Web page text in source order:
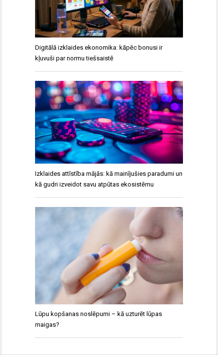
Digitālā izklaides ekonomika: kāpēc bonusi ir
kļuvuši par normu tiešsaistē
Izklaides attīstība mājās: kā mainījušies paradumi un
kā gudri izveidot savu atpūtas ekosistēmu
Lūpu kopšanas noslēpumi – kā uzturēt lūpas
maigas?